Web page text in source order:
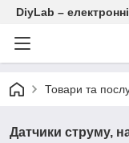
DiyLab –
Товари та
Датчики струму,